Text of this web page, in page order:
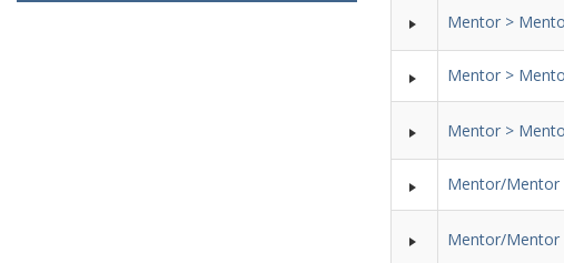
Mentor >
Mentor >
Mentor >
Mentor/Mentor
Mentor/Mentor